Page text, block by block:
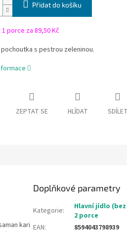
Přidat do košíku
1 porce za 89,50 Kč
s pestrou zeleninou.
ZEPTAT SE HLÍDAT SDÍLET
kari
Doplňkové parametry
Kategorie:
Hlavní jídlo
2 porce
EAN: 8594043798939